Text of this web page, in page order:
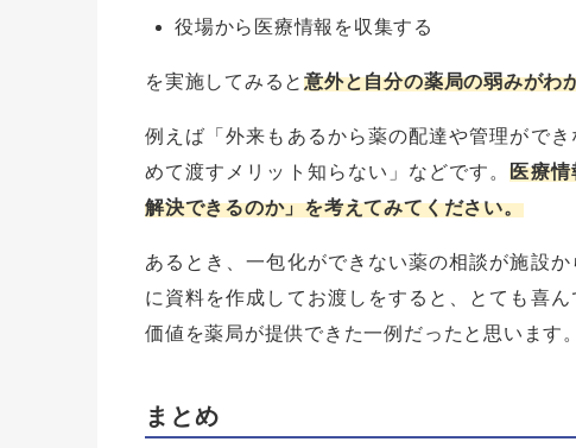
役場から医療情報を収集する
を実施してみると意外と自分の薬局の弱みがわ
例えば「外来もあるから薬の配達や管理がで
めて渡すメリット知らない」などです。医療情
解決できるのか」を考えてみてください。
あるとき、一包化ができない薬の相談が施設
に資料を作成してお渡しをすると、とても喜
価値を薬局が提供できた一例だったと思います。
まとめ